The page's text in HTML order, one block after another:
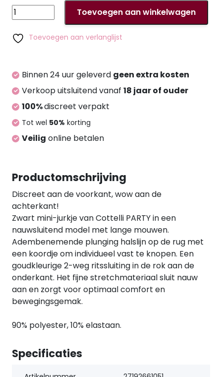
Dress
backless
XL
aantal
Toevoegen aan winkelwagen
Toevoegen aan verlanglijst
Binnen 24 uur geleverd geen extra kosten
Verkoop uitsluitend vanaf 18 jaar of ouder
100%discreet verpakt
Tot wel 50% korting
Veilig online betalen
Productomschrijving
Discreet aan de voorkant, wow aan de
achterkant!
Zwart mini-jurkje van Cottelli PARTY in een
nauwsluitend model met lange mouwen.
Adembenemende plunging halslijn op de rug met
een koordje om individueel vast te knopen. Een
goudkleurige 2-weg ritssluiting in de rok aan de
onderkant. Het fijne stretchmateriaal sluit nauw
aan en zorgt voor optimaal comfort en
bewegingsgemak.
90% polyester, 10% elastaan.
Specificaties